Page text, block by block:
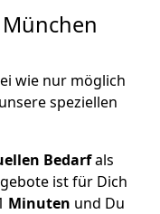
wie nur möglich
speziellen
Bedarfals
ist für Dich
Minuten und Du